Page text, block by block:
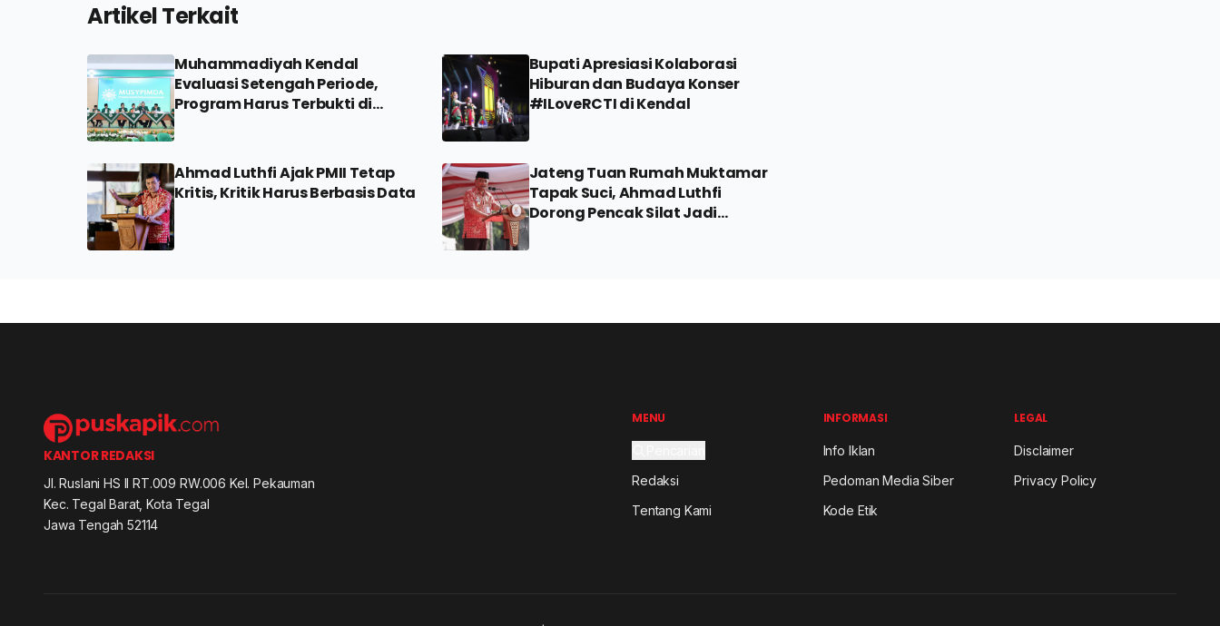
Artikel Terkait
Muhammadiyah Kendal
Evaluasi Setengah Periode,
Program Harus Terbukti di
Bupati Apresiasi Kolaborasi
Hiburan dan Budaya Konser
#ILoveRCTI di Kendal
Ahmad Luthfi Ajak PMII Tetap
Kritis, Kritik Harus Berbasis Data
Jateng Tuan Rumah Muktamar
Tapak Suci, Ahmad Luthfi
Dorong Pencak Silat Jadi
Penguat Persatuan Bangsa
KANTOR REDAKSI
Jl. Ruslani HS II RT.009 RW.006 Kel. Pekauman
Kec. Tegal Barat, Kota Tegal
Jawa Tengah 52114
MENU
Redaksi
Tentang Kami
INFORMASI
Info Iklan
Pedoman Media Siber
Kode Etik
LEGAL
Disclaimer
Privacy Policy